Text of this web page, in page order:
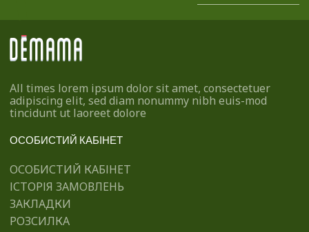
All times lorem ipsum dolor sit amet, consectetuer
adipiscing elit, sed diam nonummy nibh euis-mod
tincidunt ut laoreet dolore
ОСОБИСТИЙ КАБІНЕТ
ОСОБИСТИЙ КАБІНЕТ
ІСТОРІЯ ЗАМОВЛЕНЬ
ЗАКЛАДКИ
РОЗСИЛКА